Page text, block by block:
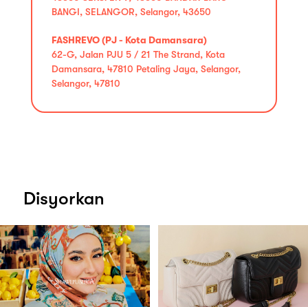
BANGI, SELANGOR, Selangor, 43650
FASHREVO (PJ - Kota Damansara)
62-G, Jalan PJU 5 / 21 The Strand, Kota
Damansara, 47810 Petaling Jaya, Selangor,
Selangor, 47810
Disyorkan